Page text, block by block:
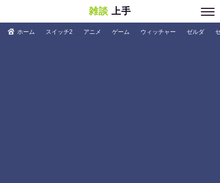
雑談 上手
ホーム スイッチ2 アニメ ゲーム ウィッチャー ゼルダ